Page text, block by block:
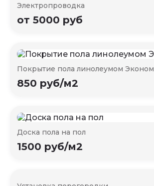
Электропроводка
от 5000 руб
Покрытие пола линолеумом Эконом
850 руб/м2
Доска пола на пол
1500 руб/м2